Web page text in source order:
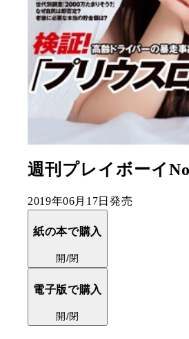
週刊プレイボーイ
2019年06月17日発売
紙の本で購入
開/閉
電子版で購入
開/閉